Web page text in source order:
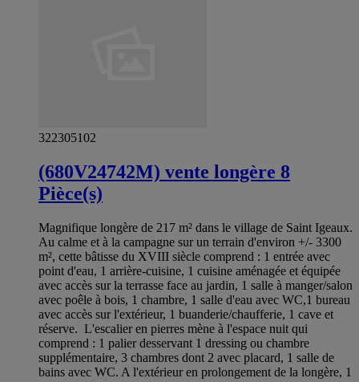
322305102
(680V24742M) vente longère 8
Pièce(s)
Magnifique longère de 217 m² dans le village de Saint Igeaux.
Au calme et à la campagne sur un terrain d'environ +/- 3300
m², cette bâtisse du XVIII siècle comprend : 1 entrée avec
point d'eau, 1 arrière-cuisine, 1 cuisine aménagée et équipée
avec accès sur la terrasse face au jardin, 1 salle à manger/salon
avec poêle à bois, 1 chambre, 1 salle d'eau avec WC,1 bureau
avec accès sur l'extérieur, 1 buanderie/chaufferie, 1 cave et
réserve. L'escalier en pierres mène à l'espace nuit qui
comprend : 1 palier desservant 1 dressing ou chambre
supplémentaire, 3 chambres dont 2 avec placard, 1 salle de
bains avec WC. A l'extérieur en prolongement de la longère, 1